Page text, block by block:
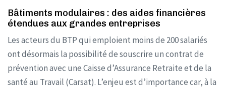
Bâtiments modulaires : des aides financières
étendues aux grandes entreprises
Les acteurs du BTP qui emploient moins de 200 salariés
ont désormais la possibilité de souscrire un contrat de
prévention avec une Caisse d’Assurance Retraite et de la
santé au Travail (Carsat). L’enjeu est d’importance car, à la